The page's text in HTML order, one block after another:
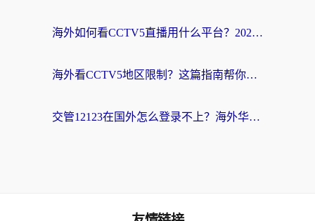
海外如何看CCTV5直播用什么平台？2026最新指南：看欧洲杯、中超、奥运不再卡
海外看CCTV5地区限制？这篇指南帮你流畅看欧洲杯、NBA还听中文解说
交管12123在国外怎么登录不上？海外华人必看的回国加速器选择指南